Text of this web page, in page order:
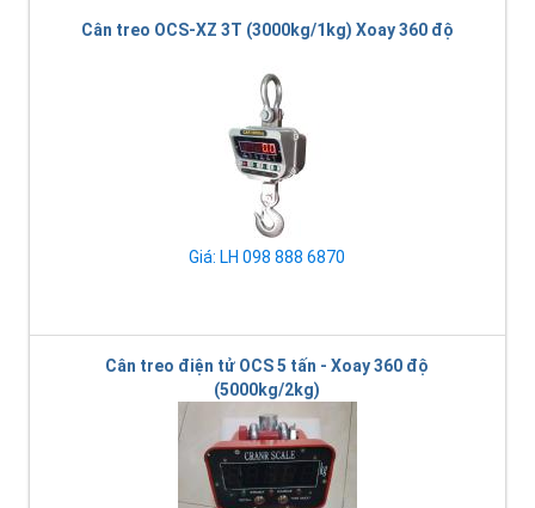
Cân treo OCS-XZ 3T (3000kg/1kg) Xoay 360 độ
Giá: LH 098 888 6870
Cân treo điện tử OCS 5 tấn - Xoay 360 độ
(5000kg/2kg)